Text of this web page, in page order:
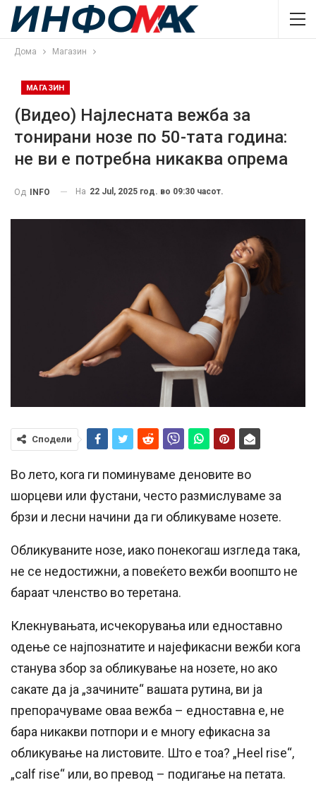
Дома Магазин
МАГАЗИН
(Видео) Најлесната вежба за
тонирани нозе по 50-тата година:
не ви е потребна никаква опрема
Од INFO На 22 Jul, 2025 год. во 09:30 часот.
Сподели
Во лето, кога ги поминуваме деновите во
шорцеви или фустани, често размислуваме за
брзи и лесни начини да ги обликуваме нозете.
Обликуваните нозе, иако понекогаш изгледа така,
не се недостижни, а повеќето вежби воопшто не
бараат членство во теретана.
Клекнувањата, исчекорувања или едноставно
одење се најпознатите и најефикасни вежби кога
станува збор за обликување на нозете, но ако
сакате да ја „зачините“ вашата рутина, ви ја
препорачуваме оваа вежба – едноставна е, не
бара никакви потпори и е многу ефикасна за
обликување на листовите. Што е тоа? „Heel rise“,
„calf rise“ или, во превод – подигање на петата.